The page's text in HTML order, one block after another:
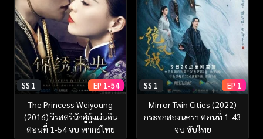
SS 1 EP 1-54
The Princess Weiyoung
(2016) วีรสตรีนักสู้กู้แผ่นดิน
ตอนที่ 1-54 จบ พากย์ไทย
SS 1 EP 1
Mirror Twin Cities (2022)
กระจกสองนครา ตอนที่ 1-43
จบ ซับไทย